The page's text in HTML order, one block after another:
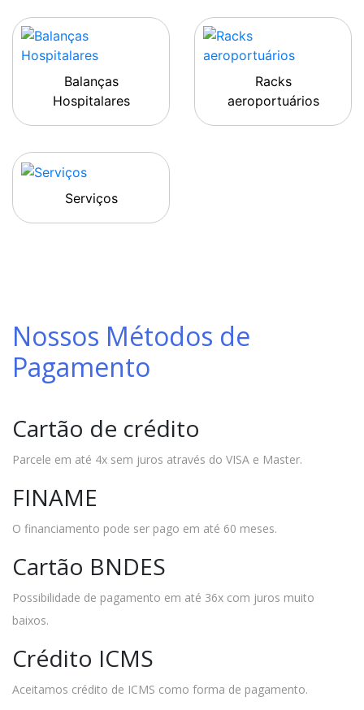
Balanças
Hospitalares
Racks
aeroportuários
Serviços
Nossos Métodos de
Pagamento
Cartão de crédito
Parcele em até 4x sem juros através do VISA e Master.
FINAME
O financiamento pode ser pago em até 60 meses.
Cartão BNDES
Possibilidade de pagamento em até 36x com juros muito
baixos.
Crédito ICMS
Aceitamos crédito de ICMS como forma de pagamento.